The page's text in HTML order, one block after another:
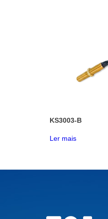
KS3003-B
Ler mais